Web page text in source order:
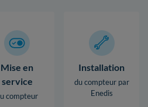
Mise en
service
compteur
Installation
du compteur par
Enedis